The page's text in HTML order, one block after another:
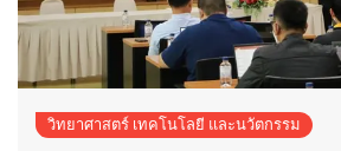
วิทยาศาสตร์ เทคโนโลยี และนวัตกรรม